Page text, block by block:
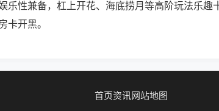
乐性兼备，杠上开花、海底捞月等高阶玩法乐趣
卡开黑。
首页资讯网站地图